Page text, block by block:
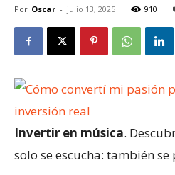
Por Oscar - julio 13, 2025 910
Invertir en música.
solo se escucha: también se